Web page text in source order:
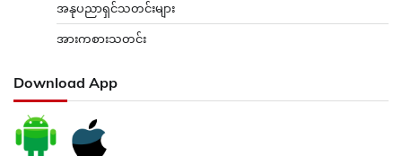
မကြာခင်ကတင်ထားသော
ကျောင်းသား၊ ကျောင်းသူများနှင့် ဆရာ၊ ဆရာမများ တပ်မတော်စစ်
ပြည်ထောင်စုသမ္မတမြန်မာနိုင်ငံတော် နိုင်ငံတော်သမ္မတ ဦးမင်း
ဝင်ရေကြီးရေလျှံဖြစ်ပွားမှုနှင့်ပတ်သက်၍ ကူညီကယ်ဆယ်ရေးနှင့်
ပြန်လည်ထူထောင်ရေးအစည်းအဝေးသို့တက်ရောက်